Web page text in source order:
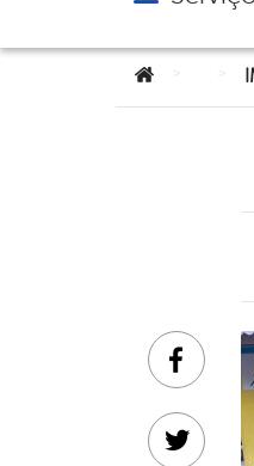
Abrir menu
Você está
Twitter